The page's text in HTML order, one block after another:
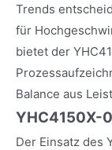
Trends
für
bietet der
Balance aus
YHC4150X-
Der Einsatz des